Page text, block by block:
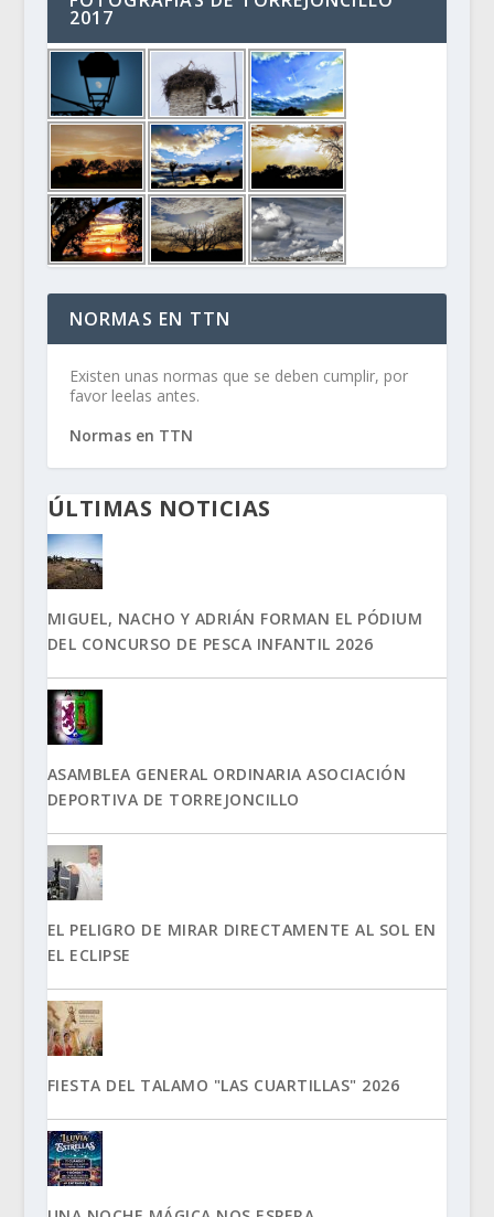
2017
NORMAS EN TTN
Existen unas normas que se deben cumplir, por
favor leelas antes.
Normas en TTN
ÚLTIMAS NOTICIAS
MIGUEL, NACHO Y ADRIÁN FORMAN EL PÓDIUM
DEL CONCURSO DE PESCA INFANTIL 2026
ASAMBLEA GENERAL ORDINARIA ASOCIACIÓN
DEPORTIVA DE TORREJONCILLO
EL PELIGRO DE MIRAR DIRECTAMENTE AL SOL EN
EL ECLIPSE
FIESTA DEL TALAMO "LAS CUARTILLAS" 2026